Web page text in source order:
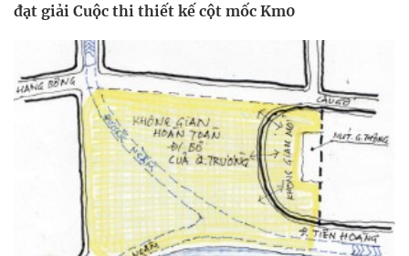
đạt giải Cuộc thi thiết kế cột mốc Km0